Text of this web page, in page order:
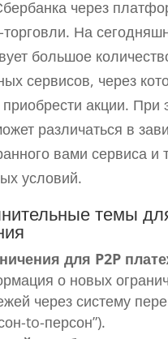
через
На
большое
сервисов, через
акции. При
различаться в
вами сервиса и
условий.
темы
для P2P
о новых
через систему
to-персон”).